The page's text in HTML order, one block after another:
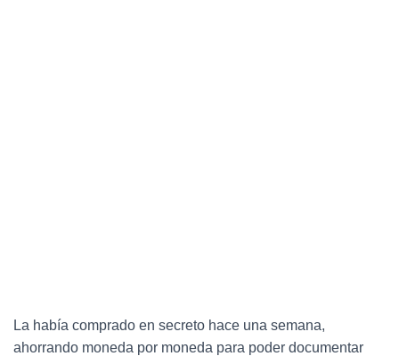
La había comprado en secreto hace una semana,
ahorrando moneda por moneda para poder documentar